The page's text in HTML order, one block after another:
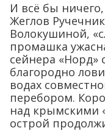
И всё бы
Жеглов
Волокушиной,
промашка
сейнера «Норд»
благородно
водах
перебором.
над крымскими
острой